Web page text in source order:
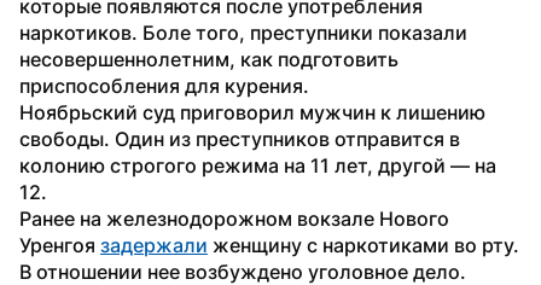
которые появляются после употребления
наркотиков. Боле того, преступники показали
несовершеннолетним, как подготовить
приспособления для курения.
Ноябрьский суд приговорил мужчин к лишению
свободы. Один из преступников отправится в
колонию строгого режима на 11 лет, другой — на
12.
Ранее на железнодорожном вокзале Нового
Уренгоя задержали женщину с наркотиками во рту.
В отношении нее возбуждено уголовное дело.